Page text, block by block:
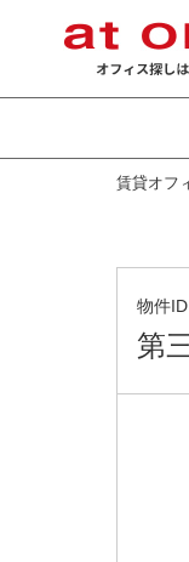
路
こ
賃
地
居
シ
バ
東
オ
賃貸オフ
物件
第